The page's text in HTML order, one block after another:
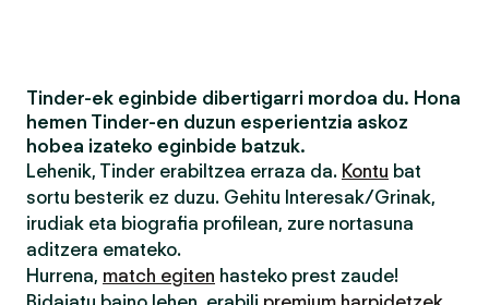
Tinder-ek eginbide dibertigarri mordoa du. Hona
hemen Tinder-en duzun esperientzia askoz
hobea izateko eginbide batzuk.
Lehenik, Tinder erabiltzea erraza da. Kontu bat
sortu besterik ez duzu. Gehitu Interesak/Grinak,
irudiak eta biografia profilean, zure nortasuna
aditzera emateko.
Hurrena, match egiten hasteko prest zaude!